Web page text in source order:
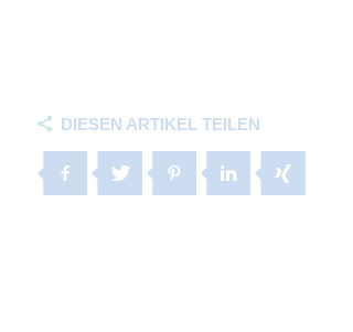
DIESEN ARTIKEL TEILEN